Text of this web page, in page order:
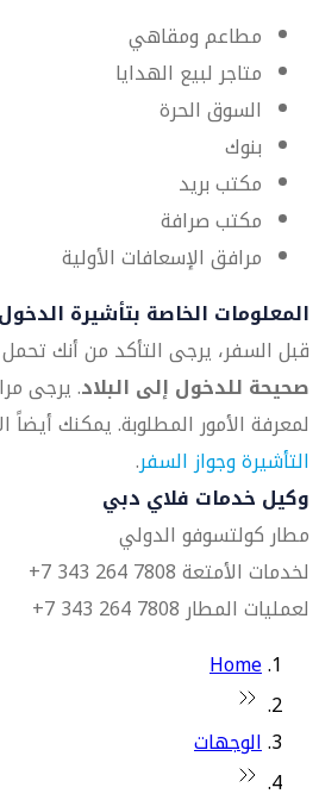
مطاعم ومقاهي
متاجر لبيع الهدايا
السوق الحرة
بنوك
مكتب بريد
مكتب صرافة
مرافق الإسعافات الأولية
المعلومات الخاصة بتأشيرة الدخول
قبل السفر، يرجى التأكد من أنك تحمل
صحيحة للدخول إلى البلاد. يرجى
لمعرفة الأمور المطلوبة. يمكنك
التأشيرة وجواز السفر.
وكيل خدمات فلاي دبي
مطار كولتسوفو الدولي
لخدمات الأمتعة 7808 264 343 7+
لعمليات المطار 7808 264 343 7+
Home
الوجهات